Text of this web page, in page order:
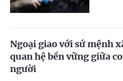
Ngoại giao với sứ mệnh
quan hệ bền vững giữa
người